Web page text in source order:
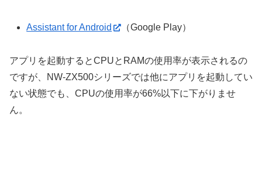
Assistant for Android （Google Play）
アプリを起動するとCPUとRAMの使用率が表示されるの
ですが、NW-ZX500シリーズでは他にアプリを起動してい
ない状態でも、CPUの使用率が66%以下に下がりませ
ん。